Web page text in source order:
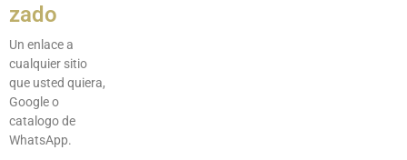
zado
Un enlace a
cualquier sitio
que usted quiera,
Google o
catalogo de
WhatsApp.